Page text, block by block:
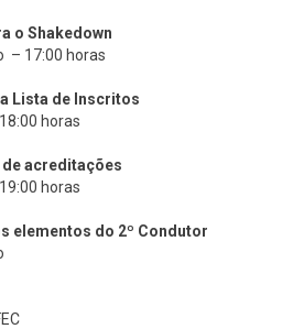
o Shakedown
– 17:00 horas
Lista de Inscritos
horas
de acreditações
horas
elementos do 2º Condutor
de Julho